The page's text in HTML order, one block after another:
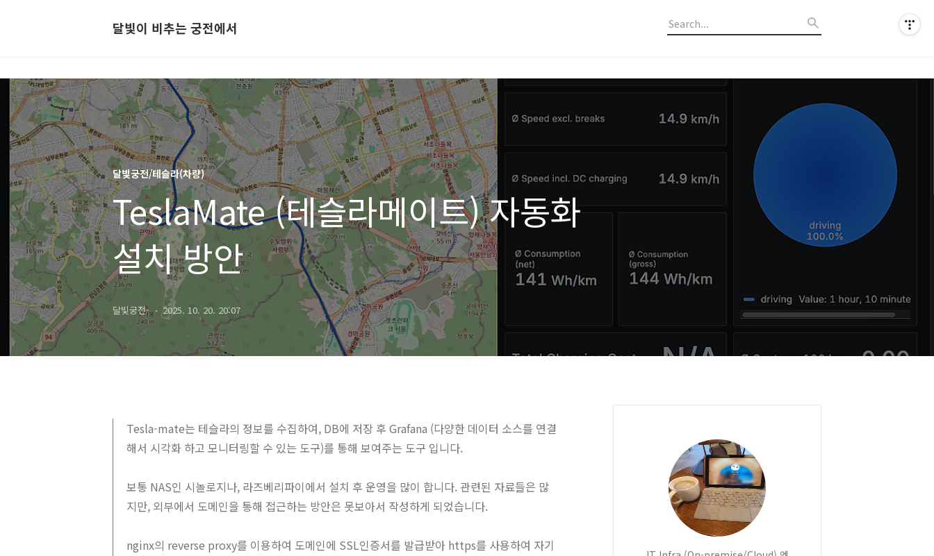
달빛이 비추는 궁전에서
달빛궁전/테슬라(차량)
TeslaMate (테슬라메이트) 자동화
설치 방안
달빛궁전- 2025. 10. 20. 20:07
Tesla-mate는 테슬라의 정보를 수집하여, DB에 저장 후 Grafana (다양한 데이터 소스를 연결
해서 시각화 하고 모니터링할 수 있는 도구)를 통해 보여주는 도구 입니다.
보통 NAS인 시놀로지나, 라즈베리파이에서 설치 후 운영을 많이 합니다. 관련된 자료들은 많
지만, 외부에서 도메인을 통해 접근하는 방안은 못보아서 작성하게 되었습니다.
nginx의 reverse proxy를 이용하여 도메인에 SSL인증서를 발급받아 https를 사용하여 자기